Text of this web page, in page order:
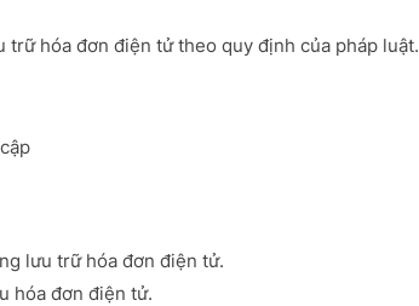
trữ hóa đơn điện tử theo quy định của pháp luật.
lưu trữ hóa đơn điện tử.
hóa đơn điện tử.